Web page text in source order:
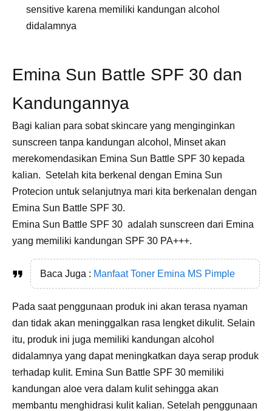
sensitive karena memiliki kandungan alcohol
didalamnya
Emina Sun Battle SPF 30 dan
Kandungannya
Bagi kalian para sobat skincare yang menginginkan
sunscreen tanpa kandungan alcohol, Minset akan
merekomendasikan Emina Sun Battle SPF 30 kepada
kalian. Setelah kita berkenal dengan Emina Sun
Protecion untuk selanjutnya mari kita berkenalan dengan
Emina Sun Battle SPF 30.
Emina Sun Battle SPF 30 adalah sunscreen dari Emina
yang memiliki kandungan SPF 30 PA+++.
Baca Juga : Manfaat Toner Emina MS Pimple
Pada saat penggunaan produk ini akan terasa nyaman
dan tidak akan meninggalkan rasa lengket dikulit. Selain
itu, produk ini juga memiliki kandungan alcohol
didalamnya yang dapat meningkatkan daya serap produk
terhadap kulit. Emina Sun Battle SPF 30 memiliki
kandungan aloe vera dalam kulit sehingga akan
membantu menghidrasi kulit kalian. Setelah penggunaan